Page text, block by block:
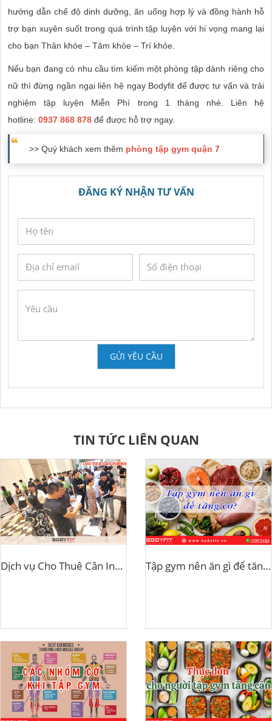
hướng dẫn chế độ dinh dưỡng, ăn uống hợp lý và đồng hành hỗ
trợ bạn xuyên suốt trong quá trình tập luyện với hi vọng mang lại
cho bạn Thân khỏe – Tâm khỏe – Trí khỏe.
Nếu bạn đang có nhu cầu tìm kiếm một phòng tập dành riêng cho
nữ thì đừng ngần ngại liên hệ ngay Bodyfit để được tư vấn và trải
nghiệm tập luyện Miễn Phí trong 1 tháng nhé. Liên hệ
hotline: 0937 868 878 để được hỗ trợ ngay.
>> Quý khách xem thêm phòng tập gym quận 7
ĐĂNG KÝ NHẬN TƯ VẤN
GỬI YÊU CẦU
TIN TỨC LIÊN QUAN
Dịch vụ Cho Thuê Cân InBody X-ONE PRO Tập gym nên ăn gì để tăng cơ?